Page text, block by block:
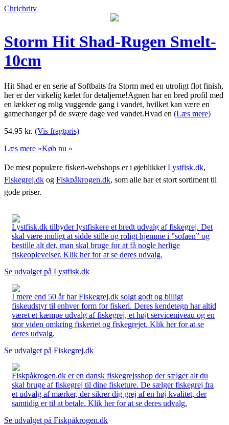
Chrichritv
Storm Hit Shad-Rugen Smelt-
10cm
Hit Shad er en serie af Softbaits fra Storm med en utroligt flot finish,
her er der virkelig kælet for detaljerne!Agnen har en bred profil med
en lækker og rolig vuggende gang i vandet, hvilket kan være en
gamechanger på de svære dage ved vandet.Hvad en (Læs mere)
54.95 kr. (Vis fragtpris)
Læs mere »Køb nu »
De mest populære fiskeri-webshops er i øjeblikket Lystfisk.dk,
Fiskegrej.dk og Fiskpåkrogen.dk, som alle har et stort sortiment til
gode priser.
Lystfisk.dk tilbyder lystfiskere et bredt udvalg af fiskegrej. Det
skal være muligt at sidde stille og roligt hjemme i ”sofaen” og
bestille alt det, man skal bruge for at få nogle herlige
fiskeoplevelser. Klik her for at se deres udvalg.
Se udvalget på Lystfisk.dk
I mere end 50 år har Fiskegrej.dk solgt godt og billigt
fiskeudstyr til enhver form for fiskeri. Deres kendetegn har altid
været et kæmpe udvalg af fiskegrej, et højt serviceniveau og en
stor viden omkring fiskeriet og fiskegrejet. Klik her for at se
deres udvalg.
Se udvalget på Fiskegrej.dk
Fiskpåkrogen.dk er en dansk fiskegrejsshop der sælger alt du
skal bruge af fiskegrej til dine fisketure. De sælger fiskegrej fra
et udvalg af mærker, der sikrer dig grej af en høj kvalitet, der
samtidig er til at betale. Klik her for at se deres udvalg.
Se udvalget på Fiskpåkrogen.dk